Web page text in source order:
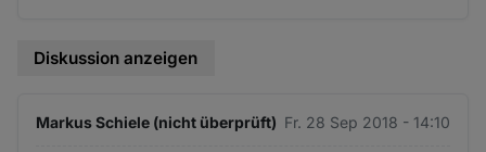
Diskussion anzeigen
Markus Schiele (nicht überprüft) Fr. 28 Sep 2018 - 14:10